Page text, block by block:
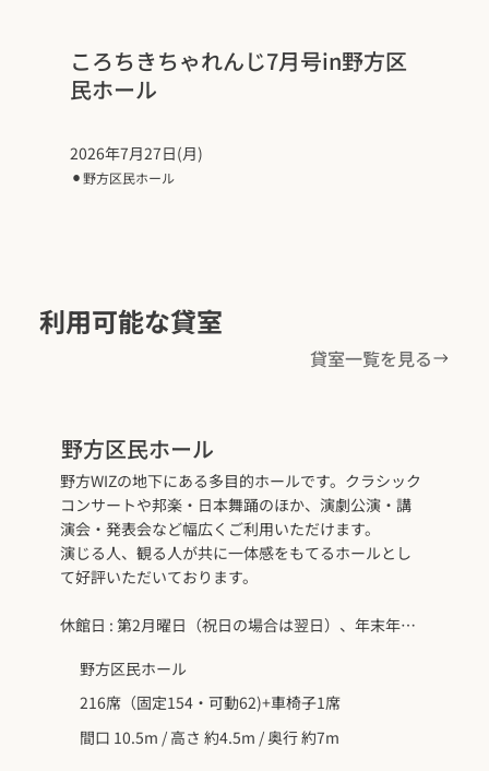
ころちきちゃれんじ7月号in野方区
民ホール
2026年7月27日(月)
⚫︎野方区民ホール
野方区民ホール
野方WIZの地下にある多目的ホールです。クラシック
コンサートや邦楽・日本舞踊のほか、演劇公演・講
演会・発表会など幅広くご利用いただけます。
演じる人、観る人が共に一体感をもてるホールとし
て好評いただいております。
休館日 : 第2月曜日（祝日の場合は翌日）、年末年始
野方区民ホール
216席（固定154・可動62)+車椅子1席
間口 10.5m / 高さ 約4.5m / 奥行 約7m
利用可能な貸室
貸室一覧を見る